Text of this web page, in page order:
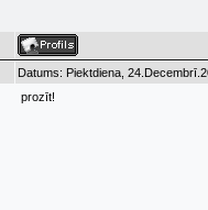
Datums: Piektdiena,
prozīt!